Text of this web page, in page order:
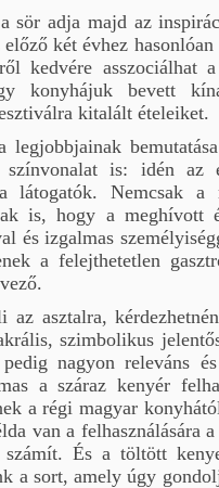
sör adja majd az
két évhez
kedvére
konyhájuk bevett
kitalált ételeiket.
legjobbjainak
is: idén az
látogatók. Nemcsak a
is, hogy a meghívott
és izgalmas
a felejthetetlen
asztalra,
szimbolikus
pedig nagyon releváns
a száraz kenyér
a régi magyar
van a felhasználására
És a töltött
a sort, amely úgy